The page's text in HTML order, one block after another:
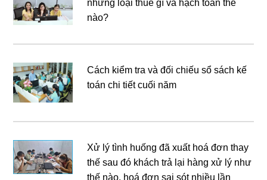
những loại thuế gì và hạch toán thế
nào?
Cách kiểm tra và đối chiếu sổ sách kế
toán chi tiết cuối năm
Xử lý tình huống đã xuất hoá đơn thay
thế sau đó khách trả lại hàng xử lý như
thế nào, hoá đơn sai sót nhiều lần